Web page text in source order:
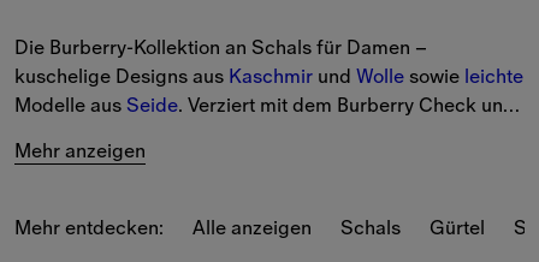
Die Burberry-Kollektion an Schals für Damen –
kuschelige Designs aus Kaschmir und Wolle sowie leichte
Modelle aus Seide. Verziert mit dem Burberry Check und
saisonalen Farben, darunter Vintage-Beige, der Grünton
Mehr anzeigen
Mehr entdecken: Alle anzeigen Schals Gürtel